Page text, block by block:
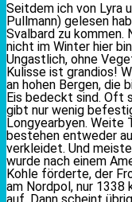
Seitdem ich von Lyra
Pullmann) gelesen
Svalbard zu kommen.
nicht im Winter hier
Ungastlich, ohne
Kulisse ist grandios!
an hohen Bergen, die
Eis bedeckt sind. Oft
gibt nur wenig
Longyearbyen. Weite
bestehen entweder
verkleidet. Und
wurde nach einem
Kohle förderte, der
am Nordpol, nur 1338